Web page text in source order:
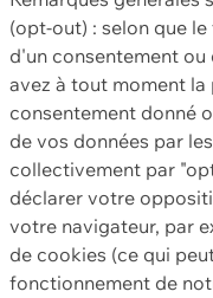
(opt-out) : selon que
d'un consentement
avez à tout moment
consentement donné
de vos données par
collectivement par
déclarer votre
votre navigateur, par
de cookies (ce qui
fonctionnement de